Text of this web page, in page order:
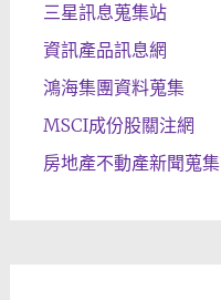
三星訊息蒐集站
資訊產品訊息網
鴻海集團資料蒐集
MSCI成份股關注網
房地產不動產新聞蒐集